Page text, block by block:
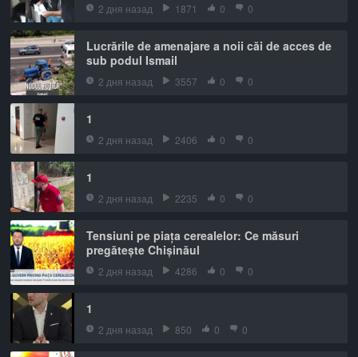
2 дня назад 1871 0 0
Lucrările de amenajare a noii căi de acces de
sub podul Ismail
2 дня назад 3557 0 0
1
2 дня назад 2406 0 0
1
2 дня назад 2235 0 0
Tensiuni pe piața cerealelor: Ce măsuri
pregătește Chișinăul
2 дня назад 4286 0 0
1
2 дня назад 850 0 0